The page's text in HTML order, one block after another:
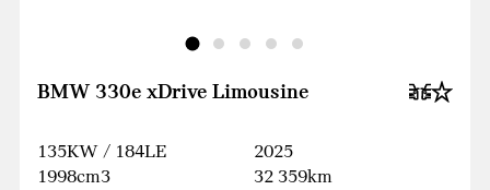
BMW 330e xDrive Limousine
135KW / 184LE
1998cm3
2025
32 359km